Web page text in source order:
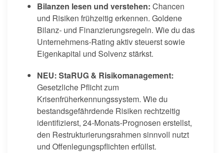
Bilanzen lesen und verstehen: Chancen
und Risiken frühzeitig erkennen. Goldene
Bilanz- und Finanzierungsregeln. Wie du das
Unternehmens-Rating aktiv steuerst sowie
Eigenkapital und Solvenz stärkst.
NEU: StaRUG & Risikomanagement:
Gesetzliche Pflicht zum
Krisenfrüherkennungssystem. Wie du
bestandsgefährdende Risiken rechtzeitig
identifizierst, 24-Monats-Prognosen erstellst,
den Restrukturierungsrahmen sinnvoll nutzt
und Offenlegungspflichten erfüllst.